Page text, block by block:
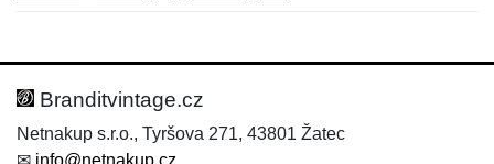
Hodnocení:
Jméno:
Branditvintage.cz
Netnakup s.r.o., Tyršova 271, 43801 Žatec
✉ info@netnakup.cz